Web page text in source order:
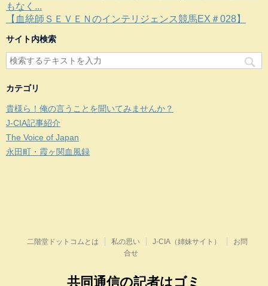
もなく...
【血統師ＳＥＶＥＮのインテリジェンス競馬EX＃028】
サイト内検索
カテゴリ
貴様ら！俺の言うことを聞いてみませんか？
J-CIA記事紹介
The Voice of Japan
永田町・霞ヶ関血風録